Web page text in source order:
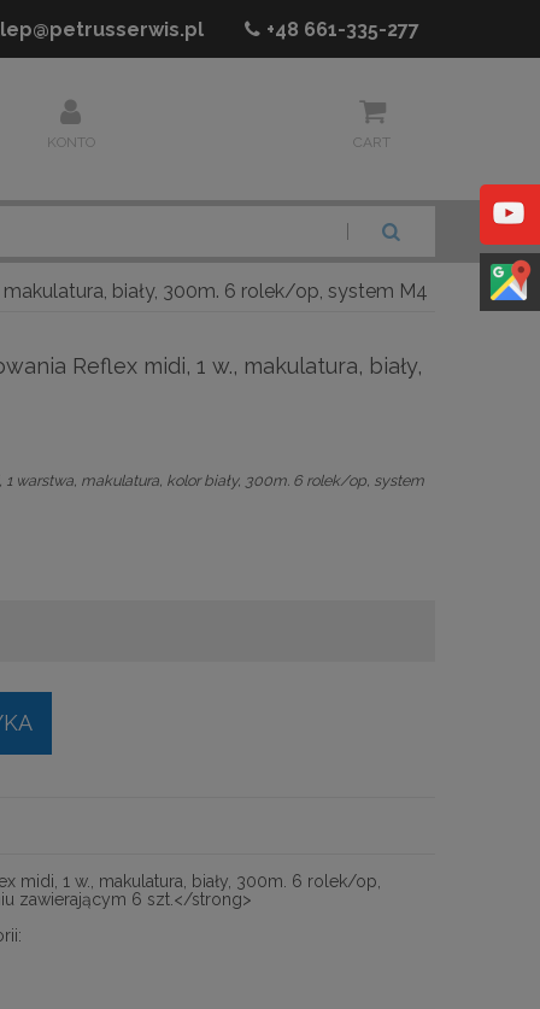
+48 661-335-277
KONTO CART
biały, 300m. 6 rolek/op, system M4
Reflex midi, 1 w., makulatura, biały,
warstwa, makulatura, kolor biały, 300m. 6 rolek/op, system
midi, 1 w., makulatura, biały, 300m. 6 rolek/op,
zawierającym 6 szt.</strong>